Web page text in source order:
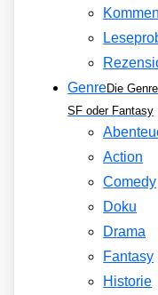
GenreDie
SF oder Fantasy
Action
Comedy
Doku
Drama
Fantasy
Historie